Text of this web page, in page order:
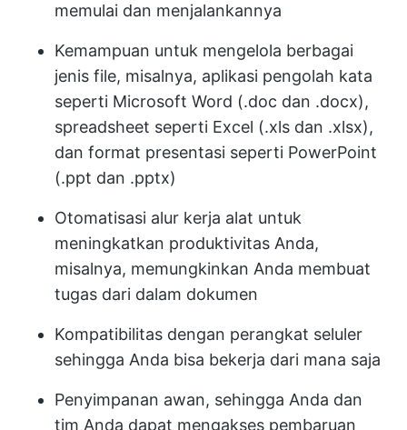
memulai dan menjalankannya
Kemampuan untuk mengelola berbagai
jenis file, misalnya, aplikasi pengolah kata
seperti Microsoft Word (.doc dan .docx),
spreadsheet seperti Excel (.xls dan .xlsx),
dan format presentasi seperti PowerPoint
(.ppt dan .pptx)
Otomatisasi alur kerja alat untuk
meningkatkan produktivitas Anda,
misalnya, memungkinkan Anda membuat
tugas dari dalam dokumen
Kompatibilitas dengan perangkat seluler
sehingga Anda bisa bekerja dari mana saja
Penyimpanan awan, sehingga Anda dan
tim Anda dapat mengakses pembaruan